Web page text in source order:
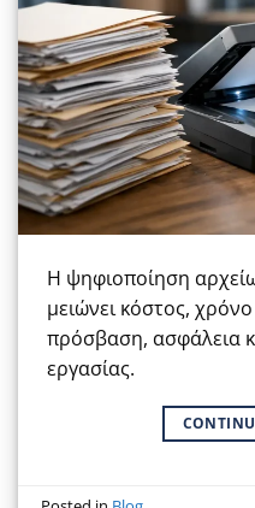
Η ψηφιοποίηση
μειώνει κόστος,
πρόσβαση, ασφάλεια
εργασίας.